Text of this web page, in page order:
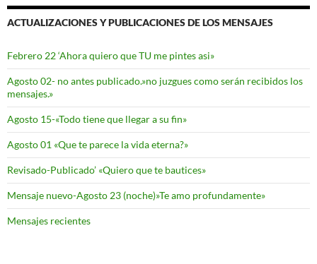
ACTUALIZACIONES Y PUBLICACIONES DE LOS MENSAJES
Febrero 22 ‘Ahora quiero que TU me pintes asi»
Agosto 02- no antes publicado.»no juzgues como serán recibidos los
mensajes.»
Agosto 15-«Todo tiene que llegar a su fin»
Agosto 01 «Que te parece la vida eterna?»
Revisado-Publicado’ «Quiero que te bautices»
Mensaje nuevo-Agosto 23 (noche)»Te amo profundamente»
Mensajes recientes